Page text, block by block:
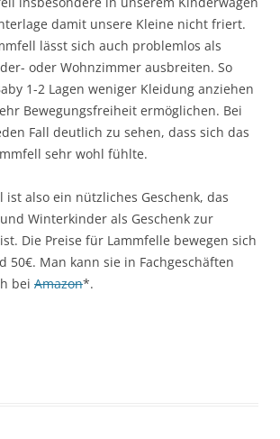
damit unsere Kleine nicht friert.
lässt sich auch problemlos als
oder Wohnzimmer ausbreiten. So
1-2 Lagen weniger Kleidung anziehen
Bewegungsfreiheit ermöglichen. Bei
Fall deutlich zu sehen, dass sich das
sehr wohl fühlte.
ist also ein nützliches Geschenk, das
Winterkinder als Geschenk zur
Die Preise für Lammfelle bewegen sich
50€. Man kann sie in Fachgeschäften
bei Amazon*.